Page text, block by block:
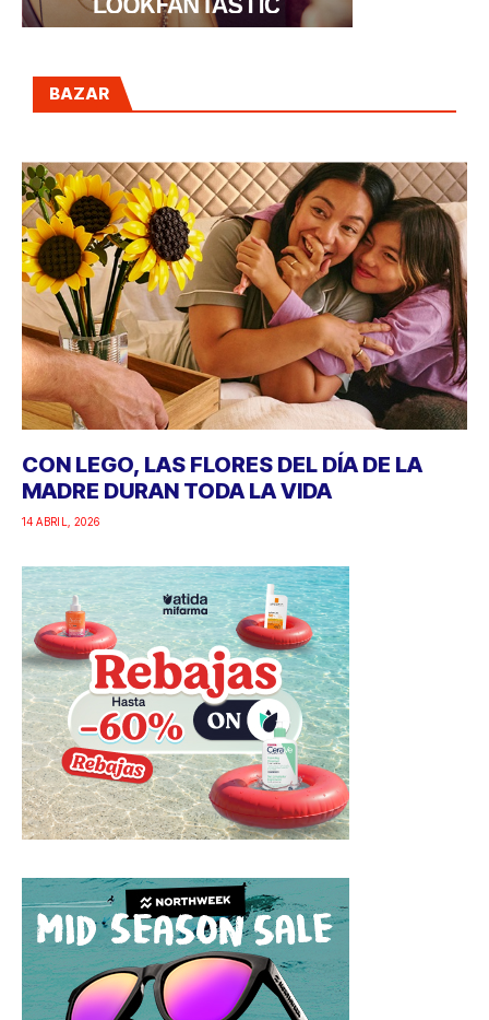
BAZAR
CON LEGO, LAS FLORES DEL DÍA DE LA
MADRE DURAN TODA LA VIDA
14 ABRIL, 2026